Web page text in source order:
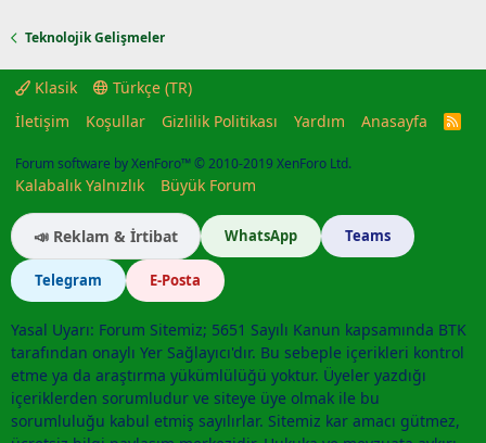
Teknolojik Gelişmeler
Klasik
Türkçe (TR)
İletişim
Koşullar Gizlilik Politikası Yardım Anasayfa
R
Forum software by XenForo™© 2010-2019 XenForo Ltd.
Kalabalık Yalnızlık Büyük Forum
📣 Reklam & İrtibat WhatsApp Teams
Telegram E-Posta
Yasal Uyarı: Forum Sitemiz; 5651 Sayılı Kanun kapsamında BTK
tarafından onaylı Yer Sağlayıcı'dır. Bu sebeple içerikleri kontrol
etme ya da araştırma yükümlülüğü yoktur. Üyeler yazdığı
içeriklerden sorumludur ve siteye üye olmak ile bu
sorumluluğu kabul etmiş sayılırlar. Sitemiz kar amacı gütmez,